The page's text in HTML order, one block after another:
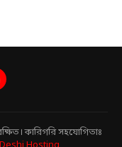
কারিগরি সহযোগিতাঃ